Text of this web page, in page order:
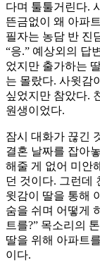
다며 툴툴거린다.
뜬금없이 왜 아파
필자는 농담 반 진
“응.” 예상외의 답
었지만 출가하는
는 몰랐다. 사윗감
싶었지만 참았다.
원생이었다.
잠시 대화가 끊긴
결혼 날짜를 잡아
해줄 게 없어 미안
던 것이다. 그런데
윗감이 딸을 통해
숨을 쉬며 어떻게
트를?” 목소리의
딸을 위해 아파트
이다.